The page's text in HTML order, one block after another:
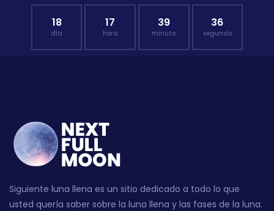
18
día
17
hora
39
minuto
35
segundo
Siguiente luna llena es un sitio dedicado a todo lo que
usted quería saber sobre la luna llena y las fases de la luna.